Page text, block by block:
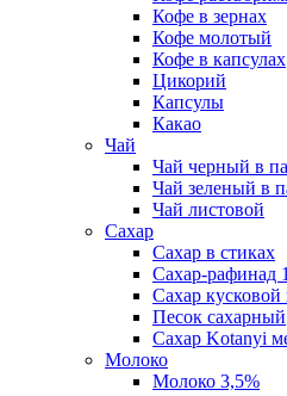
Кофе в зернах
Кофе молотый
Кофе в капсулах
Цикорий
Капсулы
Какао
Чай
Чай черный в
Чай зеленый в
Чай листовой
Сахар
Сахар в стиках
Сахар-рафинад
Сахар
Песок сахарный
Сахар Kotanyi
Молоко
Молоко 3,5%